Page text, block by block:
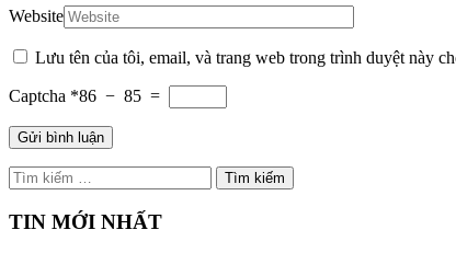
Website
Lưu tên của tôi, email, và trang web trong trình duyệt này
Captcha *86 − 85 =
Tìm
kiếm
cho:
TIN MỚI NHẤT